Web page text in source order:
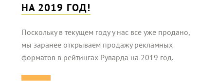
НА 2019 ГОД!
Поскольку в текущем году у нас все уже продано,
мы заранее открываем продажу рекламных
форматов в рейтингах Руварда на 2019 год.